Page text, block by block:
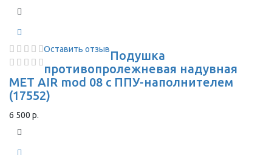
Оставить отзывПодушка
противопролежневая надувная
MET AIR mod 08 с ППУ-наполнителем
(17552)
6 500 р.